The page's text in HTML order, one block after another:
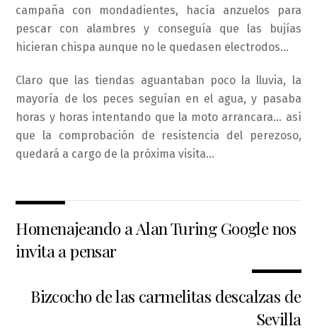
campaña con mondadientes, hacía anzuelos para
pescar con alambres y conseguía que las bujías
hicieran chispa aunque no le quedasen electrodos…
Claro que las tiendas aguantaban poco la lluvia, la
mayoría de los peces seguían en el agua, y pasaba
horas y horas intentando que la moto arrancara… así
que la comprobación de resistencia del perezoso,
quedará a cargo de la próxima visita…
Homenajeando a Alan Turing Google nos
invita a pensar
Bizcocho de las carmelitas descalzas de
Sevilla